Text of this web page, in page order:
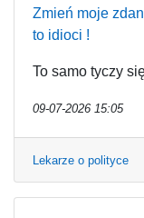
Zmień moje
to idioci !
To samo tyczy
09-07-2026 15:05
Lekarze o polityce